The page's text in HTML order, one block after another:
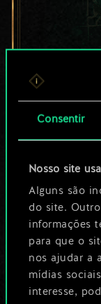
Consentir
Nosso site
Alguns são
do site.
informações
para que o
nos ajudar a
mídias
interesse,
Por
No
Dê um
um guia